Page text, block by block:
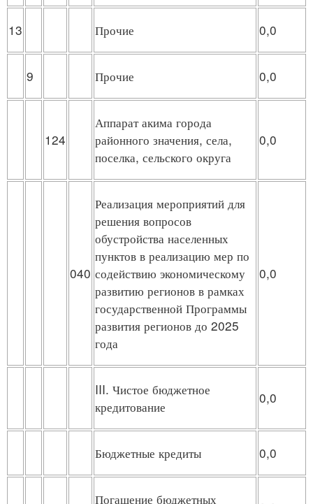
13 Прочие 0,0
9 Прочие 0,0
124
Аппарат акима города
районного значения, села,
поселка, сельского округа
0,0
040
Реализация мероприятий для
решения вопросов
обустройства населенных
пунктов в реализацию мер по
содействию экономическому
развитию регионов в рамках
государственной Программы
развития регионов до 2025
года
0,0
III. Чистое бюджетное
кредитование
0,0
Бюджетные кредиты 0,0
Погашение бюджетных